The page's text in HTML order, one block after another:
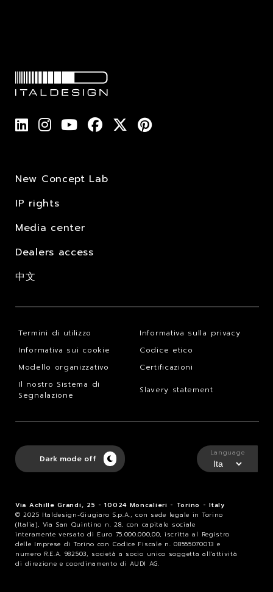
New Concept Lab
IP rights
Media center
Dealers access
中文
Termini di utilizzo
Informativa sulla privacy
Informativa sui cookie
Codice etico
Modello organizzativo
Certificazioni
Il nostro Sistema di
Segnalazione
Slavery statement
Via Achille Grandi, 25 - 10024 Moncalieri - Torino - Italy
© 2025 Italdesign-Giugiaro S.p.A., con sede legale in Torino
(Italia), Via San Quintino n. 28, con capitale sociale
interamente versato di Euro 75.000.000,00, iscritta al Registro
delle Imprese di Torino con Codice Fiscale n. 08555070013 e
numero R.E.A. 982503, società a socio unico soggetta all'attività
di direzione e coordinamento di AUDI AG.
Dark mode off
Language